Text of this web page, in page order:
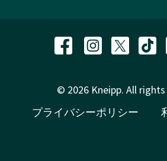
© 2026 Kneipp. All
プライバシーポリシー